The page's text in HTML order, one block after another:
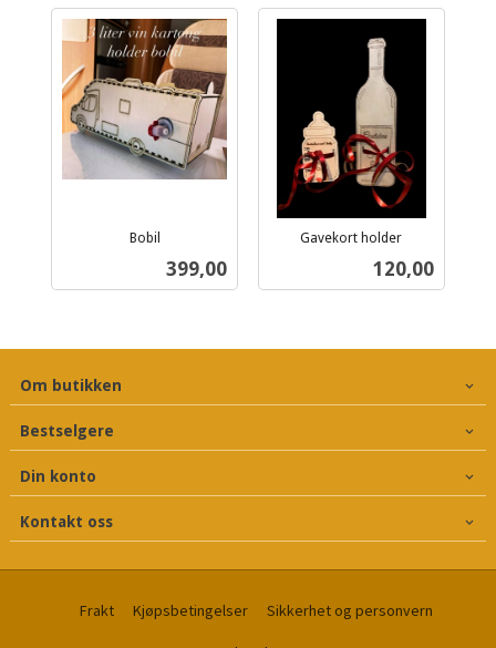
Bobil
Pris
399,00
Gavekort holder
Pris
120,00
Om butikken
Bestselgere
Din konto
Kontakt oss
Frakt Kjøpsbetingelser Sikkerhet og personvern